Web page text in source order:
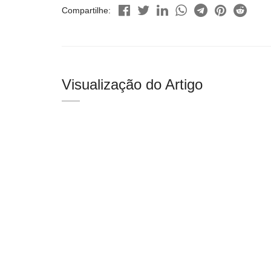
Compartilhe:
Visualização do Artigo